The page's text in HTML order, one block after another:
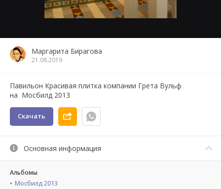
Маргарита Бирагова
21.08.2019
Павильон Красивая плитка компании Грета Вульф
на Мосбилд 2013
Скачать
Основная информация
Альбомы
Мосбилд 2013